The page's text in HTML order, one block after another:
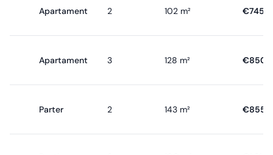
Apartament 2 102 m²
Apartament 3 128 m²
Parter 2 143 m²